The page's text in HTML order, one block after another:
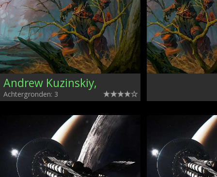
Andrew Kuzinskiy,
Achtergronden: 3